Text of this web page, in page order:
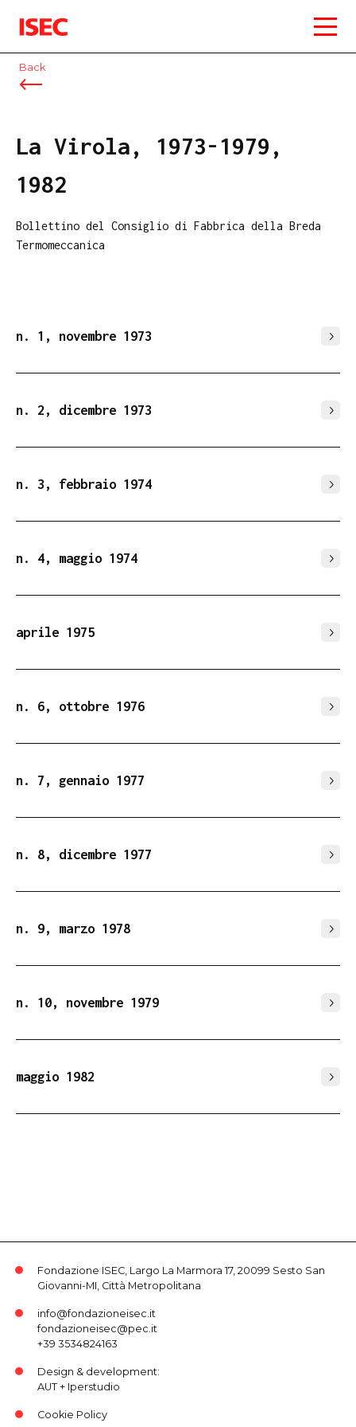
ISEC
Back
La Virola, 1973-1979,
1982
Bollettino del Consiglio di Fabbrica della Breda
Termomeccanica
n. 1, novembre 1973
n. 2, dicembre 1973
n. 3, febbraio 1974
n. 4, maggio 1974
aprile 1975
n. 6, ottobre 1976
n. 7, gennaio 1977
n. 8, dicembre 1977
n. 9, marzo 1978
n. 10, novembre 1979
maggio 1982
Fondazione ISEC, Largo La Marmora 17, 20099 Sesto San
Giovanni-MI, Città Metropolitana
info@fondazioneisec.it
fondazioneisec@pec.it
+39 3534824163
Design & development:
AUT+ Iperstudio
Cookie Policy